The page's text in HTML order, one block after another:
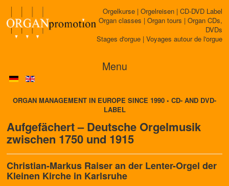
Orgelkurse | Orgelreisen | CD-DVD Label
Organ classes | Organ tours | Organ CDs,
DVDs
Stages d'orgue | Voyages autour de l'orgue
Menu
ORGAN MANAGEMENT IN EUROPE SINCE 1990 • CD- AND DVD-
LABEL
Aufgefächert – Deutsche Orgelmusik
zwischen 1750 und 1915
Christian-Markus Raiser an der Lenter-Orgel der
Kleinen Kirche in Karlsruhe